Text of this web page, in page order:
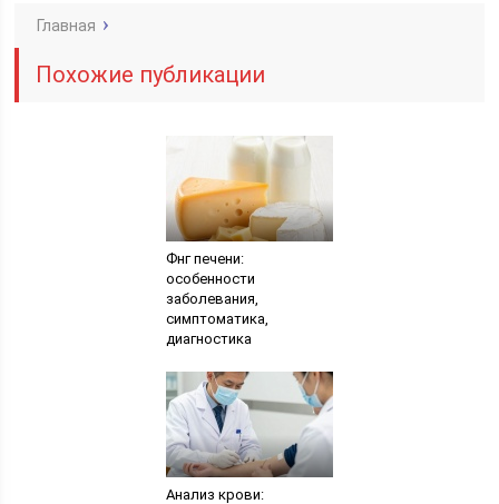
Главная
Похожие публикации
Фнг печени:
особенности
заболевания,
симптоматика,
диагностика
Анализ крови: